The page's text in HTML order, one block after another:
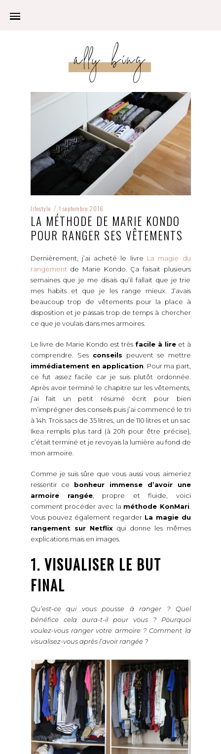
ally bing
lifestyle / 1 septembre 2016
LA MÉTHODE DE MARIE KONDO
POUR RANGER SES VÊTEMENTS
Dernièrement, j’ai acheté le livre La magie du
rangement de Marie Kondo. Ça faisait plusieurs
semaines que je me disais qu’il fallait que je trie
mes habits et que je les range mieux. J’avais
beaucoup trop de vêtements pour la place à
disposition et je passais trop de temps à chercher
ce que je voulais dans mes armoires.
Le livre de Marie Kondo est très facile à lireet à
comprendre. Ses conseils peuvent se mettre
immédiatement en application . Pour ma part,
ce fut assez facile car je suis plutôt ordonnée.
Après avoir terminé le chapitre sur les vêtements,
j’ai fait un petit résumé écrit pour bien
m’imprégner des conseils puis j’ai commencé le tri
à 14h. Trois sacs de 35 litres, un de 110 litres et un sac
Ikea remplis plus tard (à 20h pour être précise),
c’était terminé et je revoyais la lumière au fond de
mon armoire.
Comme je suis sûre que vous aussi vous aimeriez
ressentir ce bonheur immense d’avoir une
armoire rangée, propre et fluide, voici
comment procéder avec la méthode KonMari
Vous pouvez également regarder La magie du
rangement sur Netflixqui donne les mêmes
explications mais en images.
1. VISUALISER LE BUT
FINAL
Qu’est-ce qui vous pousse à ranger ? Quel
bénéfice cela aura-t-il pour vous ? Pourquoi
voulez-vous ranger votre armoire ? Comment la
visualisez-vous après l’avoir rangée ?